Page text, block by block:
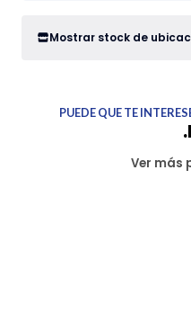
Mostrar stock de
PUEDE QUE TE
Ver más